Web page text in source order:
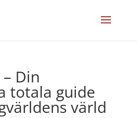
Din
totala guide
värld